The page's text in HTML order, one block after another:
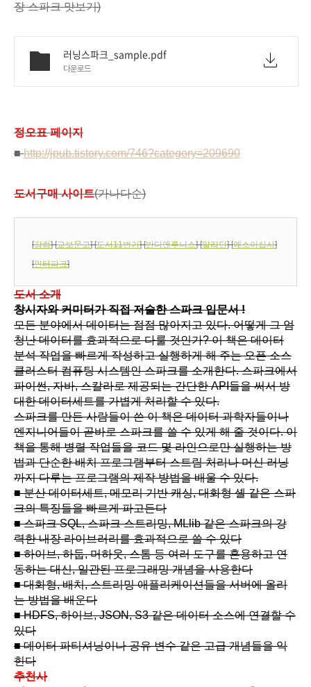
장 스파크 맛보기)
러닝스파크_sample.pdf
다운로드
정오표 페이지
■http://jpub.tistory.com/746?category=209690
도서구매 사이트(가나다순)
[강컴] [교보문고] [도서11번가] [반디앤루니스] [알라딘] [예스이십사]
[인터파크]
도서 소개
창시자와 커미터가 직접 저술한 스파크 입문서 !
모든 분야에서 데이터는 점점 많아지고 있다. 어떻게 그 엄
청난 데이터를 효과적으로 다룰 것인가? 이 책은 데이터
분석 작업을 빠르게 작성하고 실행하게 해 주는 오픈 소스
클러스터 컴퓨팅 시스템인 스파크를 소개한다. 스파크에서
파이썬, 자바, 스칼라로 제공되는 간단한 API들을 써서 방
대한 데이터세트를 가볍게 처리할 수 있다.
스파크를 만든 사람들이 쓴 이 책은 데이터 과학자들이나
엔지니어들이 곧바로 스파크를 쓸 수 있게 해 줄 것이다. 이
책을 통해 병렬 작업들을 코드 몇 라인으로만 실행하는 방
법과 단순한 배치 프로그램부터 스트림 처리나 머신 러닝
까지 다루는 프로그램의 제작 방법을 배울 수 있다.
■ 분산 데이터세트, 메모리 기반 캐싱, 대화형 셸 같은 스파
크의 특징들을 빠르게 파고든다
■ 스파크 SQL, 스파크 스트리밍, MLlib 같은 스파크의 강
력한 내장 라이브러리를 효과적으로 쓸 수 있다
■ 하이브, 하둡, 머하웃, 스톰 등 여러 도구를 혼용하고 연
동하는 대신, 일관된 프로그래밍 개념을 사용한다
■ 대화형, 배치, 스트리밍 애플리케이션들을 서버에 올리
는 방법을 배운다
■ HDFS, 하이브, JSON, S3 같은 데이터 소스에 연결할 수
있다
■ 데이터 파티셔닝이나 공유 변수 같은 고급 개념들을 익
힌다
추천사